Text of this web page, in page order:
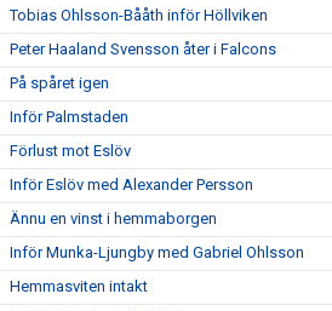
Tobias Ohlsson-Bååth inför Höllviken
Peter Haaland Svensson åter i Falcons
På spåret igen
Inför Palmstaden
Förlust mot Eslöv
Inför Eslöv med Alexander Persson
Ännu en vinst i hemmaborgen
Inför Munka-Ljungby med Gabriel Ohlsson
Hemmasviten intakt